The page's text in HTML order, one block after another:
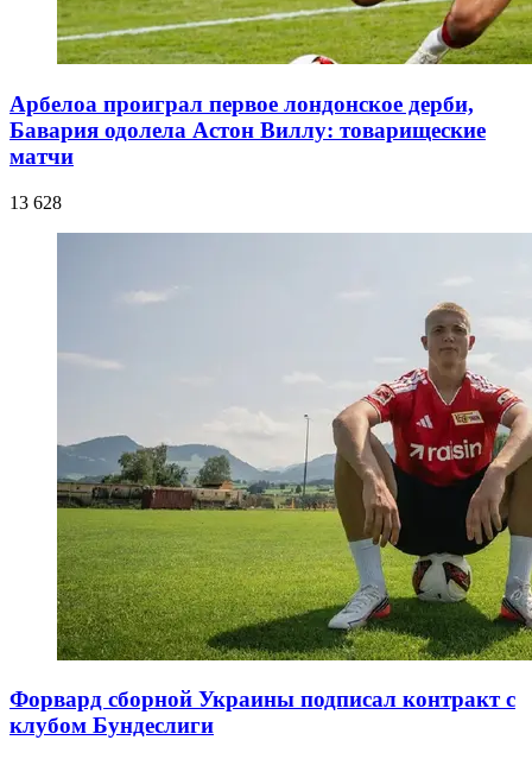
Арбелоа проиграл первое лондонское дерби,
Бавария одолела Астон Виллу: товарищеские
матчи
13 628
Форвард сборной Украины подписал контракт с
клубом Бундеслиги